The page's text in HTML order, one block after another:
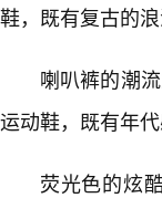
鞋，既有复古的
喇叭裤的潮
运动鞋，既有年
荧光色的炫